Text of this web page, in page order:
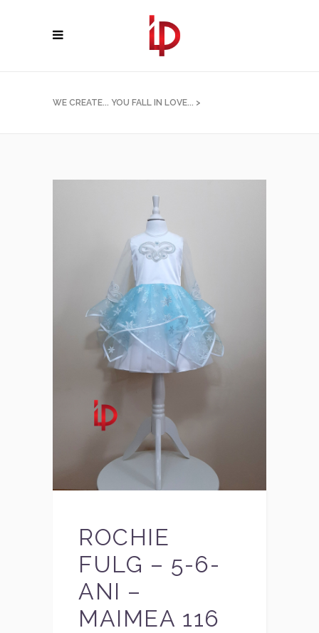
WE CREATE... YOU FALL IN LOVE... >
ROCHIE
FULG – 5-6-
ANI –
MAIMEA 116